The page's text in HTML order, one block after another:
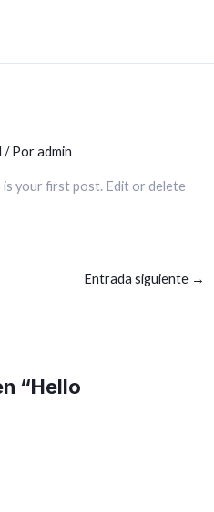
/ Poradmin
your first post. Edit or delete
Entrada siguiente →
“Hello